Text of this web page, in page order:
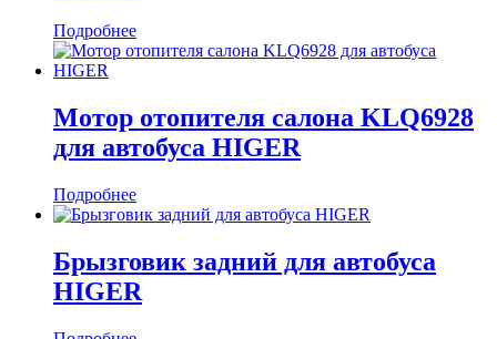
Подробнее
Мотор отопителя салона KLQ6928
для автобуса HIGER
Подробнее
Брызговик задний для автобуса
HIGER